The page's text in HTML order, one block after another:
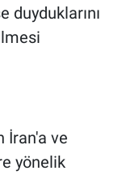
duyduklarını
İran'a ve
yönelik